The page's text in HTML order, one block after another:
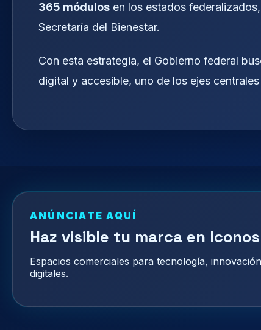
365 módulos en los estados
Secretaría del Bienestar.
Con esta estrategia, el Gobierno federal
digital y accesible, uno de los ejes
ANÚNCIATE AQUÍ
Haz visible tu marca en
Espacios comerciales para tecnología,
digitales.